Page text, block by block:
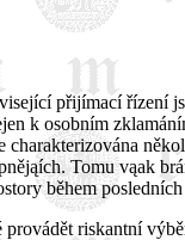
přijímací řízení
k osobním
Tomu vąak
během
riskantní